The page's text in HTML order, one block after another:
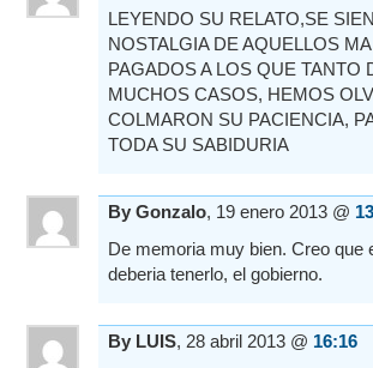
LEYENDO SU RELATO,SE
NOSTALGIA DE AQUELLOS
PAGADOS A LOS QUE TANTO
MUCHOS CASOS, HEMOS
COLMARON SU PACIENCIA,
TODA SU SABIDURIA
By Gonzalo, 19 enero 2013 @
De memoria muy bien. Creo que
deberia tenerlo, el gobierno.
By LUIS, 28 abril 2013 @ 16:16